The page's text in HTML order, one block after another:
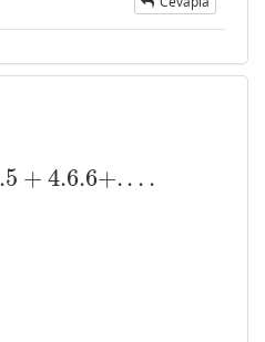
+ 4.6.6+.. . .
+.. .+9.11.11